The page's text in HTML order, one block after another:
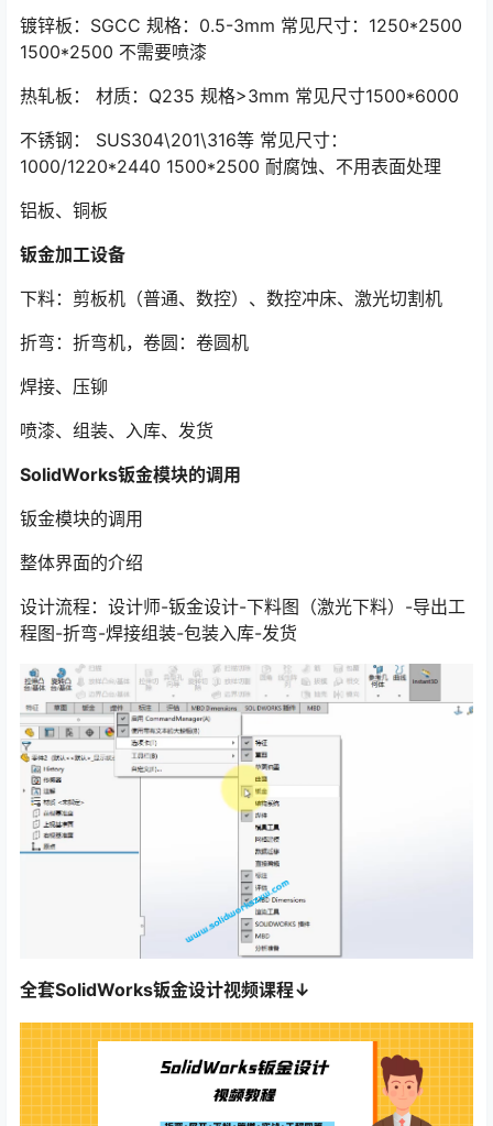
镀锌板：SGCC 规格：0.5-3mm 常见尺寸：1250*2500
1500*2500 不需要喷漆
热轧板： 材质：Q235 规格>3mm 常见尺寸1500*6000
不锈钢： SUS304\201\316等 常见尺寸：
1000/1220*2440 1500*2500 耐腐蚀、不用表面处理
铝板、铜板
钣金加工设备
下料：剪板机（普通、数控）、数控冲床、激光切割机
折弯：折弯机，卷圆：卷圆机
焊接、压铆
喷漆、组装、入库、发货
SolidWorks钣金模块的调用
钣金模块的调用
整体界面的介绍
设计流程：设计师-钣金设计-下料图（激光下料）-导出工
程图-折弯-焊接组装-包装入库-发货
全套SolidWorks钣金设计视频课程↓